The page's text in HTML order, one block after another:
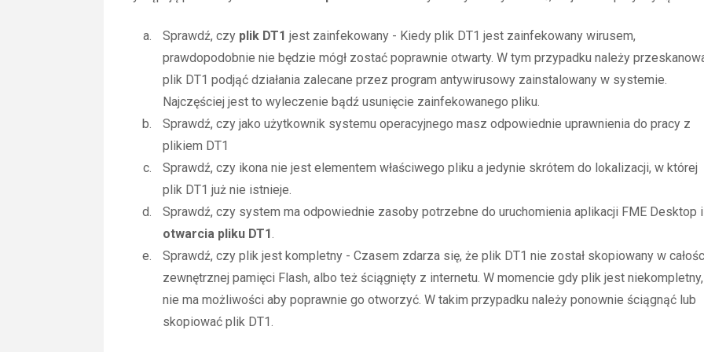
Sprawdź, czy plik DT1 jest zainfekowany - Kiedy plik DT1 jest zainfekowany wirusem,
prawdopodobnie nie będzie mógł zostać poprawnie otwarty. W tym przypadku należy
plik DT1 podjąć działania zalecane przez program antywirusowy zainstalowany w systemie.
Najczęściej jest to wyleczenie bądź usunięcie zainfekowanego pliku.
Sprawdź, czy jako użytkownik systemu operacyjnego masz odpowiednie uprawnienia do pracy z
plikiem DT1
Sprawdź, czy ikona nie jest elementem właściwego pliku a jedynie skrótem do lokalizacji, w której
plik DT1 już nie istnieje.
Sprawdź, czy system ma odpowiednie zasoby potrzebne do uruchomienia aplikacji FME Desktop i
otwarcia pliku DT1.
Sprawdź, czy plik jest kompletny - Czasem zdarza się, że plik DT1 nie został skopiowany w
zewnętrznej pamięci Flash, albo też ściągnięty z internetu. W momencie gdy plik jest niekompletny,
nie ma możliwości aby poprawnie go otworzyć. W takim przypadku należy ponownie ściągnąć lub
skopiować plik DT1.